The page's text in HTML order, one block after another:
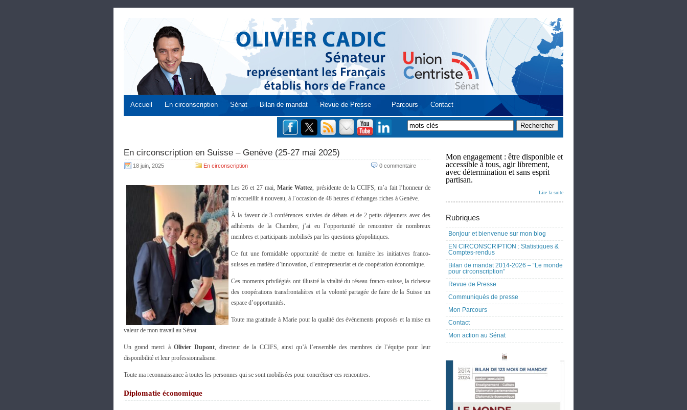
Accueil En circonscription Sénat Bilan de mandat Revue de Presse Parcours Contact
En circonscription en Suisse – Genève (25-27 mai 2025)
18 juin, 2025 En circonscription 0 commentaire
Les 26 et 27 mai,Marie Wattez, présidente de la CCIFS, m’a fait l’honneur de
m’accueillir à nouveau, à l’occasion de 48 heures d’échanges riches à Genève.
À la faveur de 3 conférences suivies de débats et de 2 petits-déjeuners avec des
adhérents de la Chambre, j’ai eu l’opportunité de rencontrer de nombreux
membres et participants mobilisés par les questions géopolitiques.
Ce fut une formidable opportunité de mettre en lumière les initiatives franco-
suisses en matière d’innovation, d’entrepreneuriat et de coopération économique.
Ces moments privilégiés ont illustré la vitalité du réseau franco-suisse, la richesse
des coopérations transfrontalières et la volonté partagée de faire de la Suisse un
espace d’opportunités.
Toute ma gratitude à Marie pour la qualité des événements proposés et la mise en
valeur de mon travail au Sénat.
Un grand merci à Olivier Dupont, directeur de la CCIFS, ainsi qu’à l’ensemble des membres de l’équipe pour leur
disponibilité et leur professionnalisme.
Toute ma reconnaissance à toutes les personnes qui se sont mobilisées pour concrétiser ces rencontres.
Diplomatie économique
Mon engagement : être disponible et
accessible à tous, agir librement,
avec détermination et sans esprit
partisan.
Lire la suite
Rubriques
Bonjour et bienvenue sur mon blog
EN CIRCONSCRIPTION : Statistiques &
Comptes-rendus
Bilan de mandat 2014-2026 – “Le monde
pour circonscription”
Revue de Presse
Communiqués de presse
Mon Parcours
Contact
Mon action au Sénat